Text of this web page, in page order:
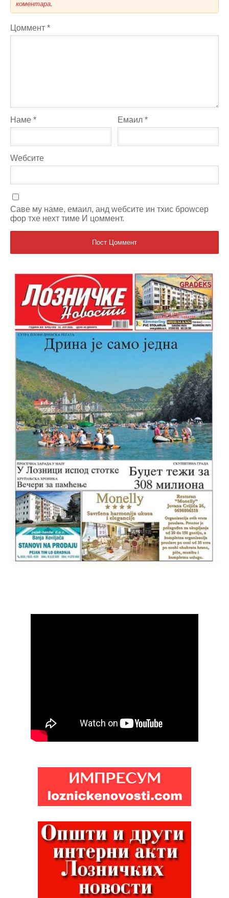
коментара
Цоммент *
Наме * Емаил*
Wебсите
Саве мy наме, емаил, анд wебсите ин тхис броwсер
фор тхе неxт тиме И цоммент.